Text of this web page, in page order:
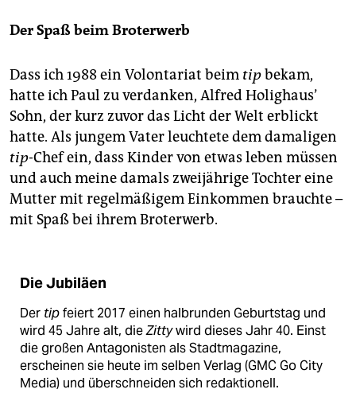
Der Spaß beim Broterwerb
Dass ich 1988 ein Volontariat beim tipbekam,
hatte ich Paul zu verdanken, Alfred Holighaus’
Sohn, der kurz zuvor das Licht der Welt erblickt
hatte. Als jungem Vater leuchtete dem damaligen
tip-Chef ein, dass Kinder von etwas leben müssen
und auch meine damals zweijährige Tochter eine
Mutter mit regelmäßigem Einkommen brauchte –
mit Spaß bei ihrem Broterwerb.
Die Jubiläen
Der tipfeiert 2017 einen halbrunden Geburtstag und
wird 45 Jahre alt, dieZittywird dieses Jahr 40. Einst
die großen Antagonisten als Stadtmagazine,
erscheinen sie heute im selben Verlag (GMC Go City
Media) und überschneiden sich redaktionell.